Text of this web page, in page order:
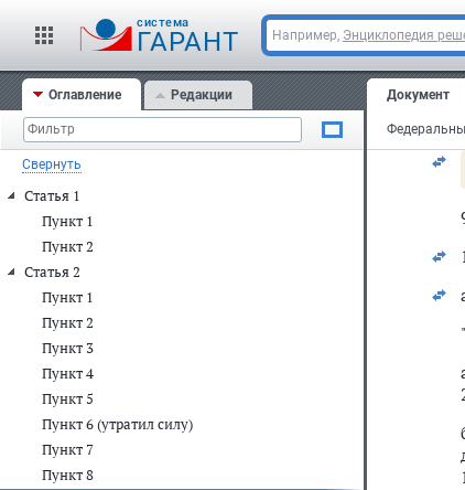
cистема
ГАРАНТ Например, Энциклопедия
Оглавление Редакции
Свернуть
Статья 1
Пункт 1
Пункт 2
Статья 2
Пункт 1
Пункт 2
Пункт 3
Пункт 4
Пункт 5
Пункт 6 (утратил силу)
Пункт 7
Пункт 8
Документ